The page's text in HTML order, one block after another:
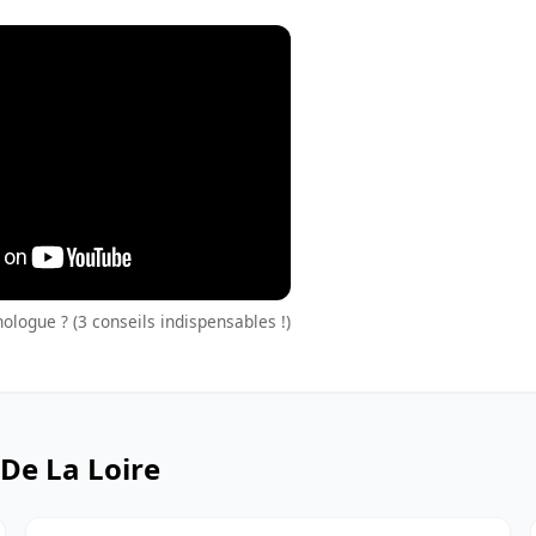
? (3 conseils indispensables !)
La Loire